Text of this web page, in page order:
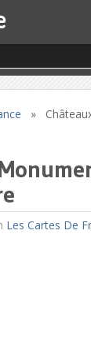
»
Les Cartes De